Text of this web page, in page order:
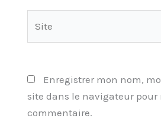
Enregistrer mon nom,
site dans le navigateur pour
commentaire.